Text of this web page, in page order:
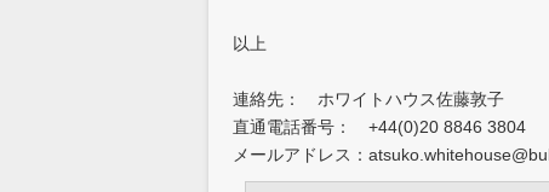
以上
連絡先： ホワイトハウス佐藤敦子
直通電話番号： +44(0)20 8846 3804
メールアドレス：